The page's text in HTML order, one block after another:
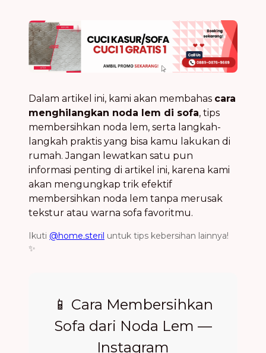
Dalam artikel ini, kami akan membahas cara
menghilangkan noda lem di sofa, tips
membersihkan noda lem, serta langkah-
langkah praktis yang bisa kamu lakukan di
rumah. Jangan lewatkan satu pun
informasi penting di artikel ini, karena kami
akan mengungkap trik efektif
membersihkan noda lem tanpa merusak
tekstur atau warna sofa favoritmu.
Ikuti @home.steril untuk tips kebersihan lainnya!
✨
📱 Cara Membersihkan
Sofa dari Noda Lem —
Instagram